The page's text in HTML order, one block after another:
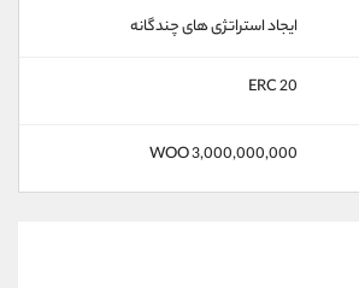
ایجاد استراتژی های چندگانه
ERC 20
3,000,000,000 WOO